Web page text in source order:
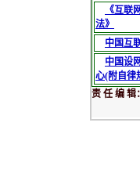
《互联
法》
中国互
中国设
心(附自律
责 任 编 辑